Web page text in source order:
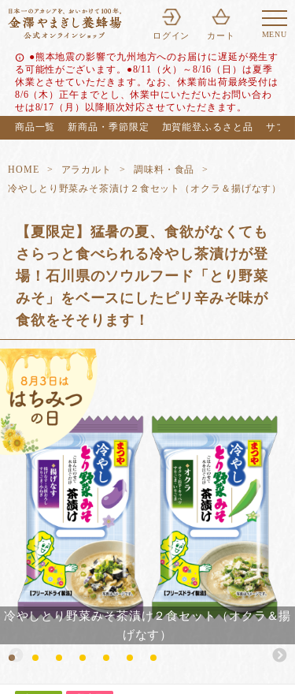
MENU
ログイン カート
info ●熊本地震の影響で九州地方へのお届けに遅延が発生す
る可能性がございます。●8/11（火）～8/16（日）は夏季
休業とさせていただきます。なお、休業前出荷最終受付は
8/6（木）正午までとし、休業中にいただいたお問い合わ
せは8/17（月）以降順次対応させていただきます。
商品一覧
新商品・季節限定 加賀能登ふるさと品 サブ
HOME アラカルト
調味料・食品
冷やしとり野菜みそ茶漬け２食セット（オクラ＆揚げなす）
【夏限定】猛暑の夏、食欲がなくても
さらっと食べられる冷やし茶漬けが登
場！石川県のソウルフード「とり野菜
みそ」をベースにしたピリ辛みそ味が
食欲をそそります！
冷やしとり野菜みそ茶漬け２食セット（オクラ＆揚
げなす）